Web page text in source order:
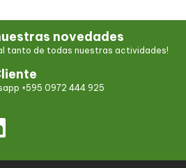
novedades
tanto de todas nuestras actividades!
+595 0972 444 925